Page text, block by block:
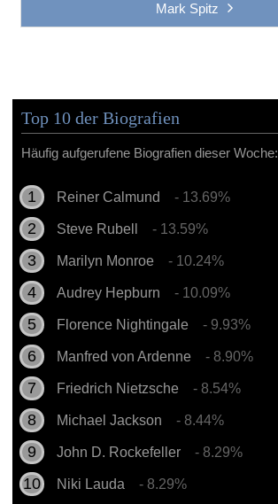
Mark Spitz
Top 10 der Biografien
Häufig aufgerufene Biografien dieser Woche:
Reiner Calmund - 13.69%
Steve Rubell - 13.59%
Marilyn Monroe - 10.24%
Audrey Hepburn - 10.09%
Florence Nightingale - 9.93%
Manfred von Ardenne - 8.90%
Friedrich Nietzsche - 8.54%
Michael Jackson - 8.44%
John D. Rockefeller - 8.29%
Niki Lauda - 8.29%